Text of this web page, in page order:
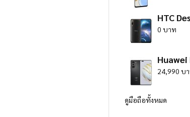
HTC
0 บาท
Huawei
24,990 บ
ดูมือถือทั้งหมด